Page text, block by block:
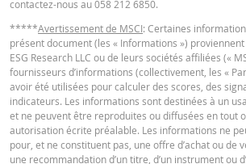
28 juil.
2026 22:18
27 juil.
2026 22:16
journalière
24 juil.
2026 22:18
journalière
23 juil.
2026 22:16
journalière
TERMSHEET
Français (Suisse)
contactez-nous au 058 212 6850.
*****Avertissement de MSCI: Certaines
présent document (les « Informations ») proviennent
ESG Research LLC ou de leurs sociétés affiliées («
fournisseurs d’informations (collectivement, les «
avoir été utilisées pour calculer des scores, des
indicateurs. Les informations sont destinées à un
et ne peuvent être reproduites ou diffusées en tout
autorisation écrite préalable. Les informations ne
pour, et ne constituent pas, une offre d’achat ou de
une recommandation d’un titre, d’un instrument ou